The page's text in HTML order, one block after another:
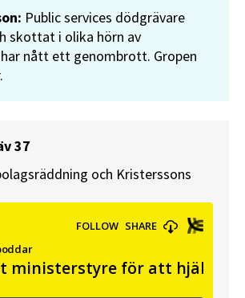
Public services dödgrävare
skottat i olika hörn av
nått ett genombrott. Gropen
37
och Kristerssons